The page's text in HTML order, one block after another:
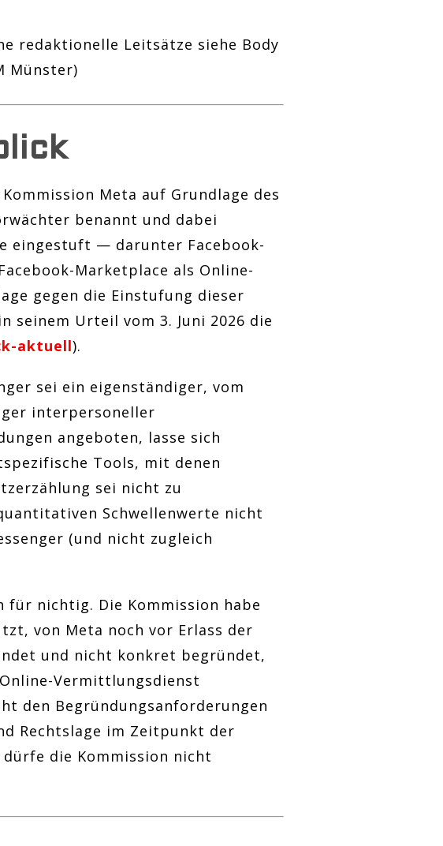
redaktionelle Leitsätze siehe Body
Münster)
Meta auf Grundlage des
benannt und dabei
eingestuft — darunter Facebook-
Marketplace als Online-
gegen die Einstufung dieser
seinem Urteil vom 3. Juni 2026 die
aktuell).
sei ein eigenständiger, vom
interpersoneller
angeboten, lasse sich
Tools, mit denen
sei nicht zu
Schwellenwerte nicht
(und nicht zugleich
für nichtig. Die Kommission habe
von Meta noch vor Erlass der
und nicht konkret begründet,
Vermittlungsdienst
den Begründungsanforderungen
Rechtslage im Zeitpunkt der
die Kommission nicht